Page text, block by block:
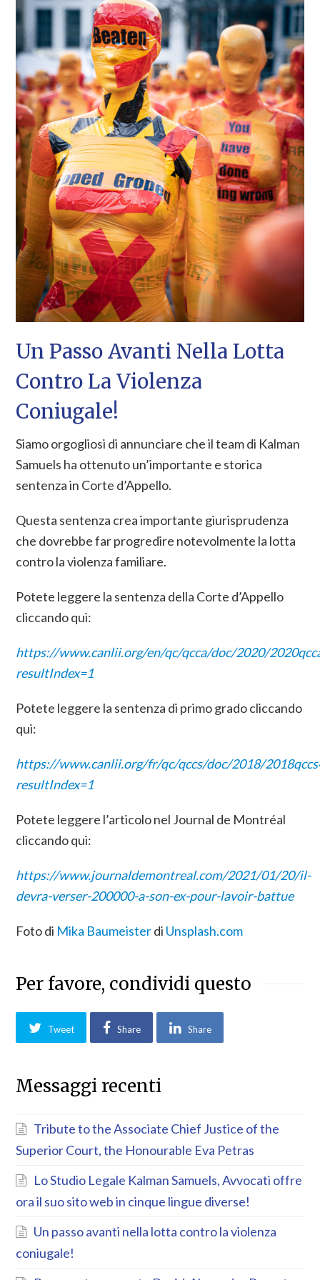
Un Passo Avanti Nella Lotta
Contro La Violenza
Coniugale!
Siamo orgogliosi di annunciare che il team di Kalman
Samuels ha ottenuto un’importante e storica
sentenza in Corte d’Appello.
Questa sentenza crea importante giurisprudenza
che dovrebbe far progredire notevolmente la lotta
contro la violenza familiare.
Potete leggere la sentenza della Corte d’Appello
cliccando qui:
https://www.canlii.org/en/qc/qcca/doc/2020/
resultIndex=1
Potete leggere la sentenza di primo grado cliccando
qui:
https://www.canlii.org/fr/qc/qccs/doc/2018/
resultIndex=1
Potete leggere l’articolo nel Journal de Montréal
cliccando qui:
https://www.journaldemontreal.com/2021/01/20/il-
devra-verser-200000-a-son-ex-pour-lavoir-battue
Foto di Mika Baumeisterdi Unsplash.com
Per favore, condividi questo
Tweet Share Share
Messaggi recenti
Tribute to the Associate Chief Justice of the
Superior Court, the Honourable Eva Petras
Lo Studio Legale Kalman Samuels, Avvocati offre
ora il suo sito web in cinque lingue diverse!
Un passo avanti nella lotta contro la violenza
coniugale!